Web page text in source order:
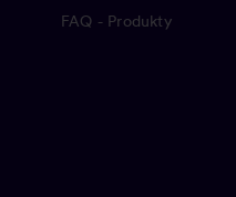
FAQ - Produkty